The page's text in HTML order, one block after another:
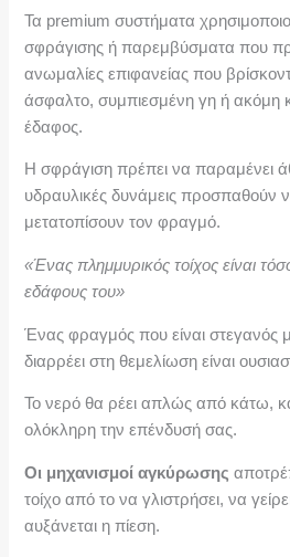
Τα premium συστήματα
σφράγισης ή παρεμβύσματα που
ανωμαλίες επιφανείας που
άσφαλτο, συμπιεσμένη γη ή ακόμη
έδαφος.
Η σφράγιση πρέπει να παραμένει
υδραυλικές δυνάμεις
μετατοπίσουν τον φραγμό.
«Ένας πλημμυρικός τοίχος είναι
εδάφους του»
Ένας φραγμός που είναι στεγανός
διαρρέει στη θεμελίωση είναι
Το νερό θα ρέει απλώς από κάτω,
ολόκληρη την επένδυσή σας.
Οι μηχανισμοί αγκύρωσης
τοίχο από το να γλιστρήσει, να
αυξάνεται η πίεση.